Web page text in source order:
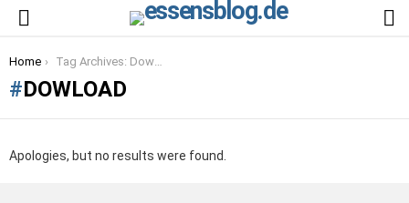
You are here:
Home Tag Archives: Dowload
DOWLOAD
Apologies, but no results were found.